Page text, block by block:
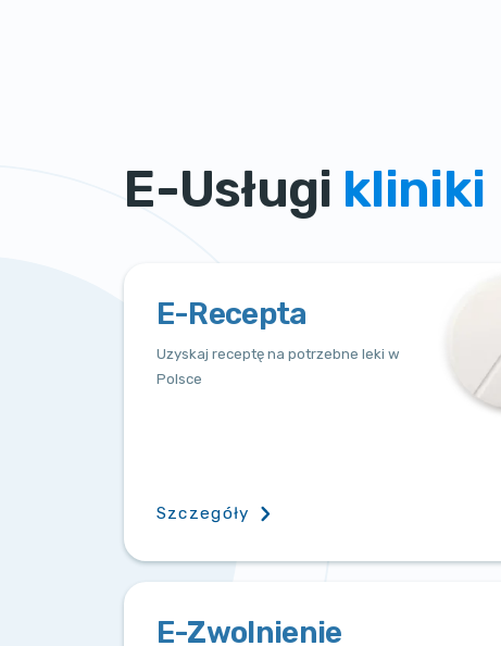
E-Usługi kliniki
E-Recepta
Uzyskaj receptę na potrzebne leki w
Polsce
Szczegóły
E-Zwolnienie